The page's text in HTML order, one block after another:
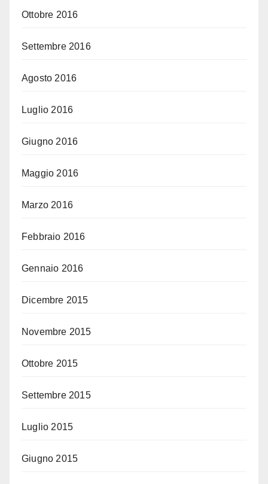
Ottobre 2016
Settembre 2016
Agosto 2016
Luglio 2016
Giugno 2016
Maggio 2016
Marzo 2016
Febbraio 2016
Gennaio 2016
Dicembre 2015
Novembre 2015
Ottobre 2015
Settembre 2015
Luglio 2015
Giugno 2015